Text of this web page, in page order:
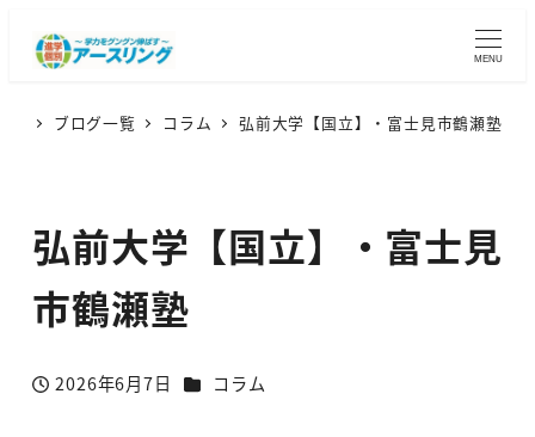
MENU
ブログ一覧 コラム 弘前大学【国立】・富士見市鶴瀬塾
弘前大学【国立】・富士見
市鶴瀬塾
投稿日
2026年6月7日 カテゴリー
コラム